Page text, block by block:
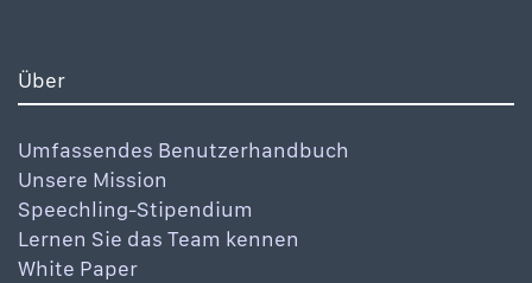
Über
Umfassendes Benutzerhandbuch
Unsere Mission
Speechling-Stipendium
Lernen Sie das Team kennen
White Paper